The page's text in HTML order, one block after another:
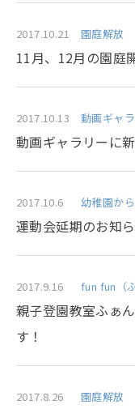
2017.10.21 園庭解放
11月、12月の園庭
2017.10.13 動画ギャ
動画ギャラリーに
2017.10.6 幼稚園か
運動会延期のお知
2017.9.16 fun fun（
親子登園教室ふぁ
す！
2017.8.26 園庭解放